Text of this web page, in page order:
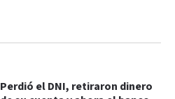
Perdió el DNI, retiraron dinero